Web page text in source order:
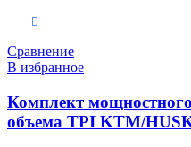
Сравнение
В избранное
Комплект
объема TPI KTM/